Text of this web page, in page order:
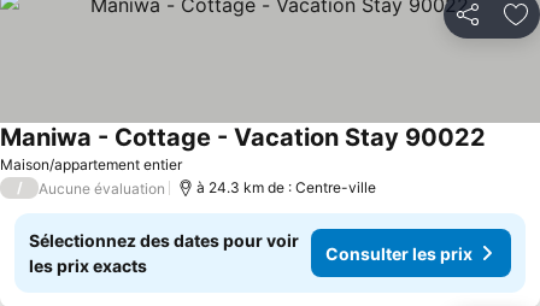
Partager
Maison/appartement entier
Maniwa - Cottage - Vacation Stay 90022
/ Aucune évaluation à 24.3 km de : Centre-ville
Sélectionnez des dates pour voir
les prix exacts
Consulter les prix